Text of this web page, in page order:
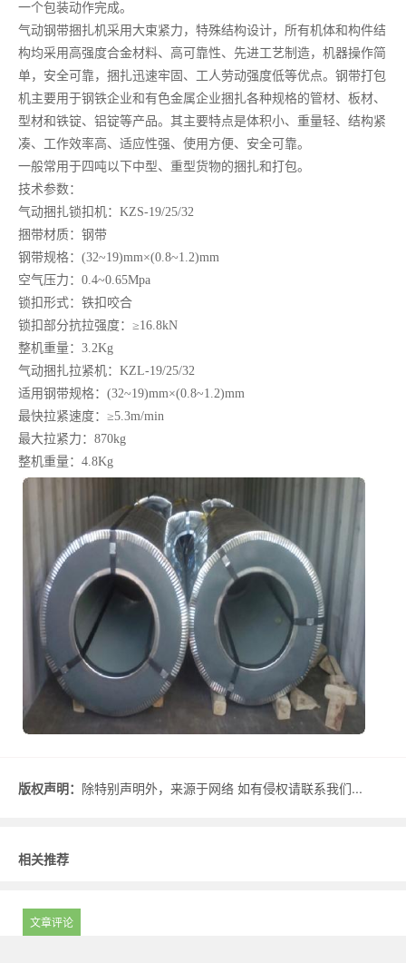
一个包装动作完成。
气动钢带捆扎机采用大束紧力，特殊结构设计，所有机体和构件结
构均采用高强度合金材料、高可靠性、先进工艺制造，机器操作简
单，安全可靠，捆扎迅速牢固、工人劳动强度低等优点。钢带打包
机主要用于钢铁企业和有色金属企业捆扎各种规格的管材、板材、
型材和铁锭、铝锭等产品。其主要特点是体积小、重量轻、结构紧
凑、工作效率高、适应性强、使用方便、安全可靠。
一般常用于四吨以下中型、重型货物的捆扎和打包。
技术参数：
气动捆扎锁扣机：KZS-19/25/32
捆带材质：钢带
钢带规格：(32~19)mm×(0.8~1.2)mm
空气压力：0.4~0.65Mpa
锁扣形式：铁扣咬合
锁扣部分抗拉强度：≥16.8kN
整机重量：3.2Kg
气动捆扎拉紧机：KZL-19/25/32
适用钢带规格：(32~19)mm×(0.8~1.2)mm
最快拉紧速度：≥5.3m/min
最大拉紧力：870kg
整机重量：4.8Kg
版权声明： 除特别声明外，来源于网络 如有侵权请联系我们...
相关推荐
文章评论